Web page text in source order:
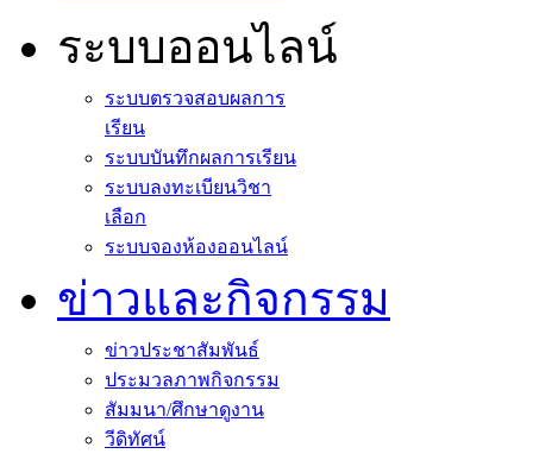
ระบบออนไลน์
ระบบตรวจสอบผลการ
เรียน
ระบบบันทึกผลการเรียน
ระบบลงทะเบียนวิชา
เลือก
ระบบจองห้องออนไลน์
ข่าวและกิจกรรม
ข่าวประชาสัมพันธ์
ประมวลภาพกิจกรรม
สัมมนา/ศึกษาดูงาน
วีดิทัศน์